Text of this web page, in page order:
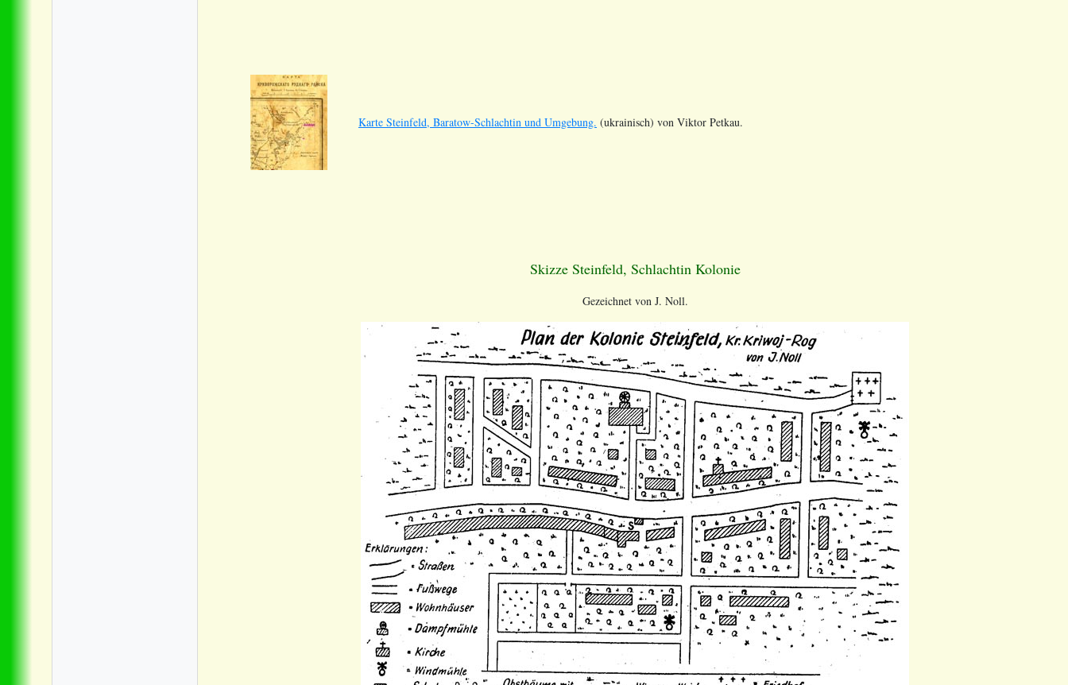
Karte Steinfeld, Baratow-Schlachtin und Umgebung. (ukrainisch) von Viktor Petkau.
Skizze Steinfeld, Schlachtin Kolonie
Gezeichnet von J. Noll.